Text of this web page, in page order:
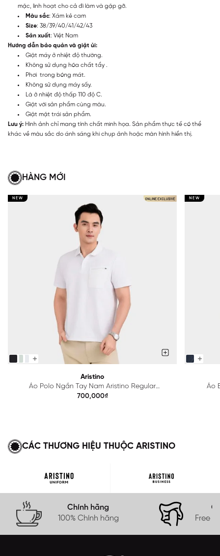
mặc, linh hoạt cho cả đi làm và gặp gỡ.
Màu sắc: Xám kẻ cam
Size: 38/39/40/41/42/43
Sản xuất: Việt Nam
Hướng dẫn bảo quản và giặt ủi:
Giặt máy ở nhiệt độ thường.
Không sử dụng hóa chất tẩy .
Phơi trong bóng mát.
Không sử dụng máy sấy.
Là ở nhiệt độ thấp 110 độ C.
Giặt với sản phẩm cùng màu.
Giặt mặt trái sản phẩm.
Lưu ý: Hình ảnh chỉ mang tính chất minh họa. Sản phẩm thực tế có thể
khác về màu sắc do ánh sáng khi chụp ảnh hoặc màn hình hiển thị.
HÀNG MỚI
NEW
Aristino
Áo Polo Ngắn Tay Nam Aristino Regular
APS615EDP01
700,000₫
NEW
Áo
CÁC THƯƠNG HIỆU THUỘC ARISTINO
Chính hãng
100% Chính hãng
Free